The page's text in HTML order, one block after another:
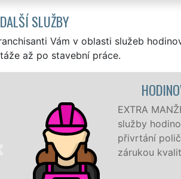
SLUŽBY
Vám v oblasti služeb
až po stavební práce.
HODINOVÝ MANŽEL KOUT
EXTRA MANŽEL pro Vás zajišťuje
služby hodinového manžela a to
přivrtání poličky, až po komplexní
zárukou kvalitně odvedené práce